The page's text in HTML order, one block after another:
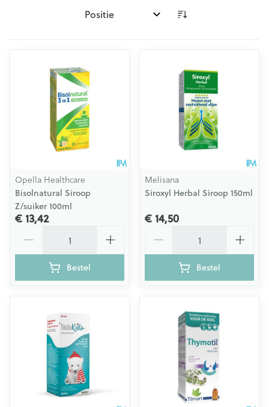
Sorteer op:
Opella Healthcare
Bisolnatural Siroop
Z/suiker 100ml
€ 13,42
Bestel
Melisana
Siroxyl Herbal Siroop 150ml
€ 14,50
Bestel